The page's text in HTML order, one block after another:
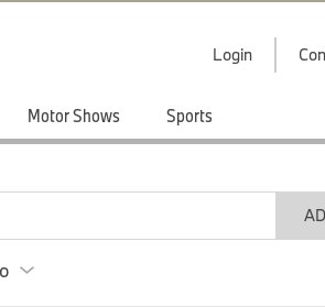
Login
Motor Shows Sports